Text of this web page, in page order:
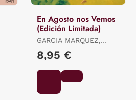
En Agosto nos Vemos
(Edición Limitada)
GARCIA MARQUEZ,
8,95 €